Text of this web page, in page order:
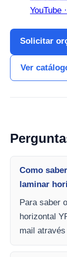
YouTube
Solicitar
Ver
Como
laminar
Para saber
horizontal
mail